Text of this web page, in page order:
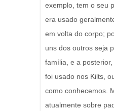
exemplo, tem o seu
era usado
em volta do corpo;
uns dos outros seja
família, e a
foi usado nos Kilts,
como conhecemos.
atualmente sobre